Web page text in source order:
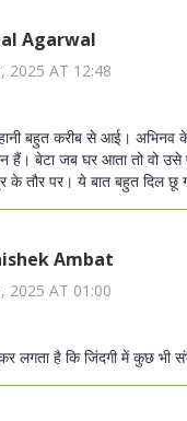
Agarwal
2025 AT 12:48
बहुत करीब से आई। अभिनव के
हैं। बेटा जब घर आता तो वो उसे
तौर पर। ये बात बहुत दिल छू
Ambat
2025 AT 01:00
लगता है कि जिंदगी में कुछ भी